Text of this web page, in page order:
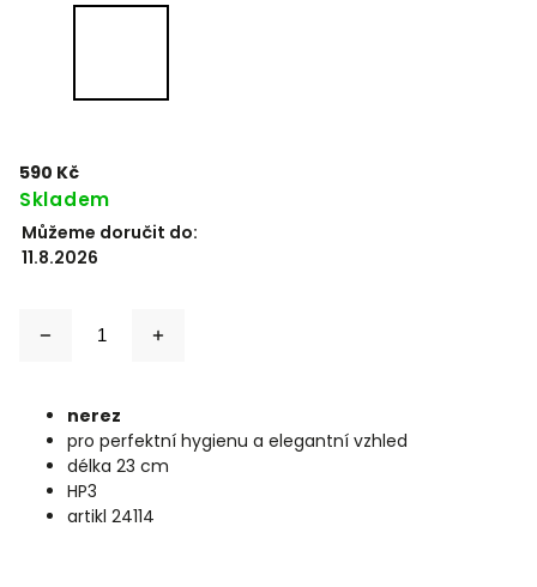
590 Kč
Skladem
Můžeme doručit do:
11.8.2026
nerez
pro perfektní hygienu a elegantní vzhled
délka 23 cm
HP3
artikl 24114